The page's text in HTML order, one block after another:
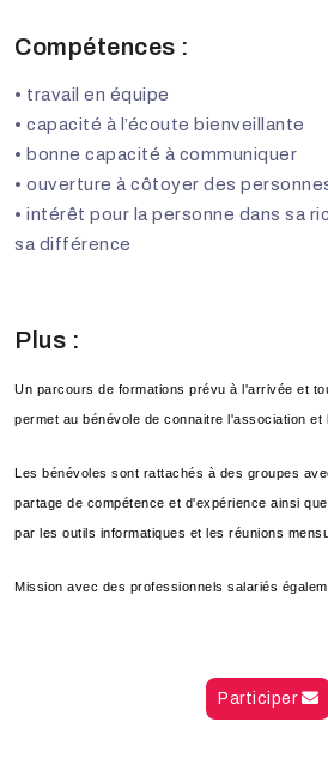
Compétences :
• travail en équipe
• capacité à l’écoute bienveillante
• bonne capacité à communiquer
• ouverture à côtoyer des
• intérêt pour la personne dans sa
sa différence
Plus :
Un parcours de formations prévu à l'arrivée et
permet au bénévole de connaitre l'association et
Les bénévoles sont rattachés à des groupes
partage de compétence et d'expérience ainsi
par les outils informatiques et les réunions
Mission avec des professionnels salariés
Participer